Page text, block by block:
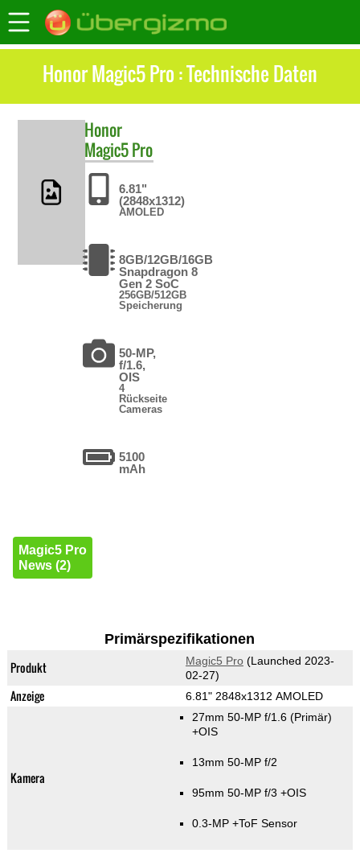
Honor Magic5 Pro : Technische Daten
Honor
Magic5 Pro
6.81"
(2848x1312)
AMOLED
8GB/12GB/16GB
Snapdragon 8
Gen 2 SoC
256GB/512GB
Speicherung
50-MP,
f/1.6,
OIS
4
Rückseite
Cameras
5100
mAh
Magic5 Pro
News (2)
Primärspezifikationen
Produkt Magic5 Pro(Launched 2023-
02-27)
Anzeige 6.81" 2848x1312 AMOLED
Kamera
27mm 50-MP f/1.6(Primär)
+OIS
13mm 50-MP f/2
95mm 50-MP f/3 +OIS
0.3-MP+ToF Sensor